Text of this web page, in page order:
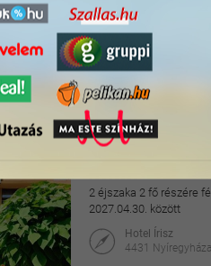
Aquamarina Hotel
2025 Visegrád,
maiUtazás
Pihentető
2 éjszaka 2 fő részére
2027.04.30. között
Hotel Írisz
4431